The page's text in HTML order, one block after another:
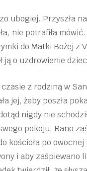
ubogiej. Przyszła
nie potrafiła
do Matki Bożej z
ją o uzdrowienie
z rodziną w
jej, żeby poszła
nigdy nie
pokoju. Rano
kościoła po
i aby